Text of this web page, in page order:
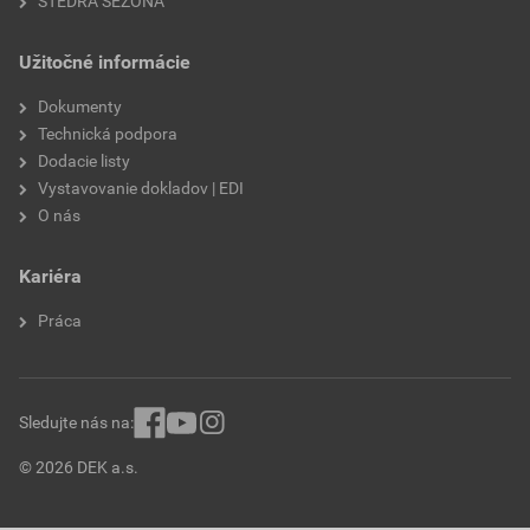
Užitočné informácie
Dokumenty
Technická podpora
Dodacie listy
Vystavovanie dokladov | EDI
O nás
Kariéra
Práca
© 2026 DEK a.s.
Sledujte nás na: